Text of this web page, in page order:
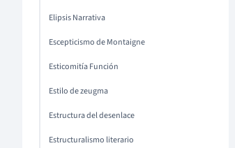
Elipsis Narrativa
Escepticismo de Montaigne
Esticomitía Función
Estilo de zeugma
Estructura del desenlace
Estructuralismo literario